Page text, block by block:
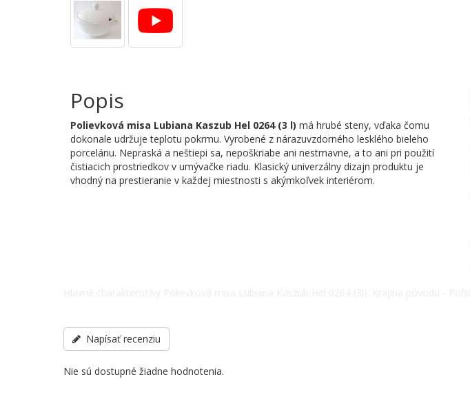
Popis
Polievková misa Lubiana Kaszub Hel 0264 (3 l) má hrubé steny, vďaka čomu
dokonale udržuje teplotu pokrmu. Vyrobené z nárazuvzdorného lesklého bieleho
porcelánu. Nepraská a neštiepi sa, nepoškriabe ani nestmavne, a to ani pri použití
čistiacich prostriedkov v umývačke riadu. Klasický univerzálny dizajn produktu je
vhodný na prestieranie v každej miestnosti s akýmkoľvek interiérom.
Napísať recenziu
Nie sú dostupné žiadne hodnotenia.